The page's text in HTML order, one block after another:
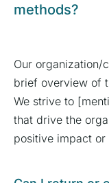
methods?
Our organization/
brief overview of
We strive to
that drive the
positive impact